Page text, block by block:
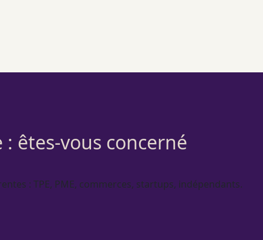
êtes-vous concerné
: TPE, PME, commerces, startups, indépendants.